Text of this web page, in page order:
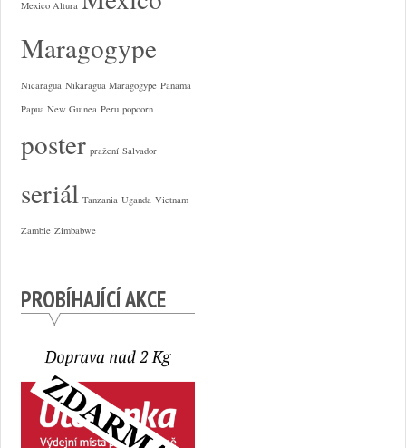
Mexico Altura
Maragogype
Nicaragua Nikaragua Maragogype Panama
Papua New Guinea Peru popcorn
poster pražení Salvador
seriál Tanzania Uganda Vietnam
Zambie Zimbabwe
PROBÍHAJÍCÍ AKCE